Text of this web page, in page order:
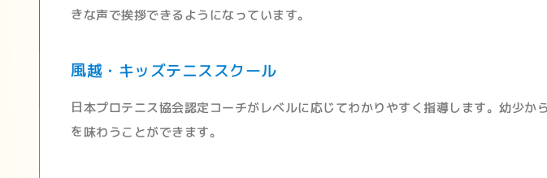
きな声で挨拶できるようになっています。
風越・キッズテニススクール
日本プロテニス協会認定コーチがレベルに応じてわかりやすく指導します。幼少か
を味わうことができます。